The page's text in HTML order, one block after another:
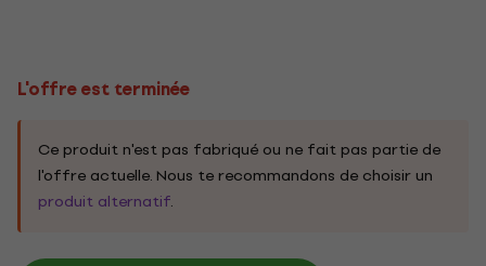
L'offre est terminée
Ce produit n'est pas fabriqué ou ne fait pas partie de
l'offre actuelle. Nous te recommandons de choisir un
produit alternatif.